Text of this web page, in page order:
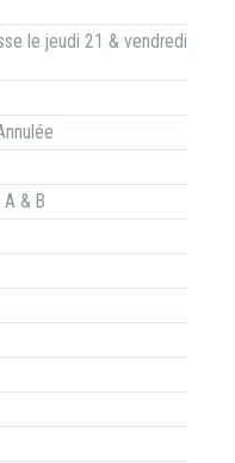
le jeudi 21 & vendredi
& B